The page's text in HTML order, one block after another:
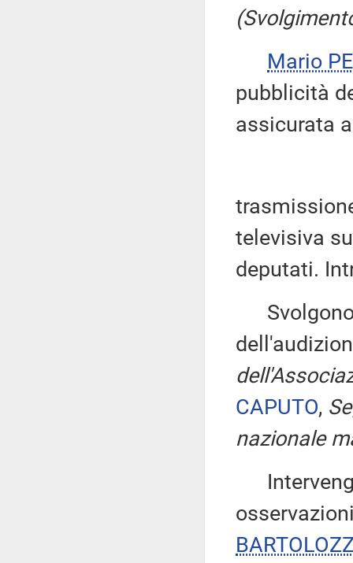
Mario
pubblicità
assicurata
televisiva
deputati.
Svolgono
CAPUTO,
nazionale